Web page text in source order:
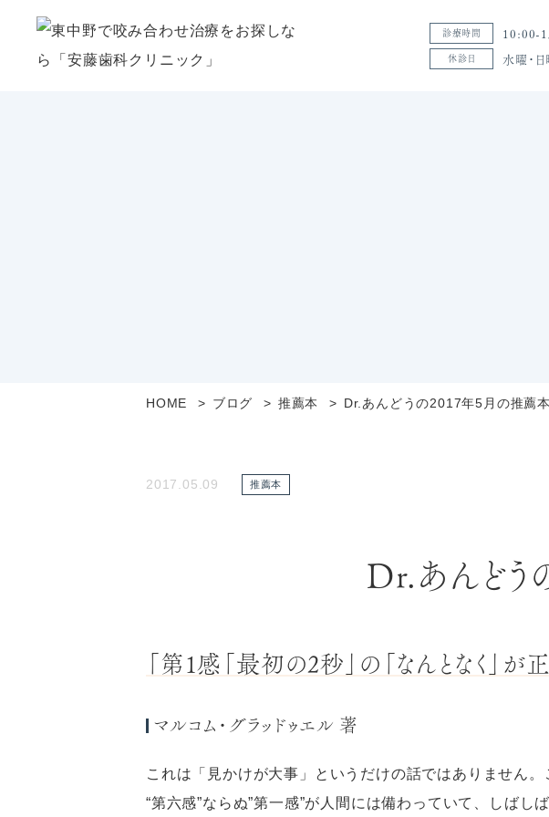
診療時間 10:00-
休診日 水曜・日
HOME ブログ 推薦本 Dr.あんどうの2017年5月の推薦本
2017.05.09 推薦本
Dr.あんど
「第1感「最初の2秒」の「なんとなく」が
マルコム・グラッドゥエル 著
これは「見かけが大事」というだけの話ではありません。
“第六感”ならぬ”第一感”が人間には備わっていて、しば